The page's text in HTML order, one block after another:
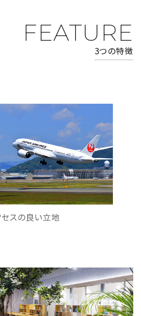
FEATURE
3つの特徴
セスの良い立地